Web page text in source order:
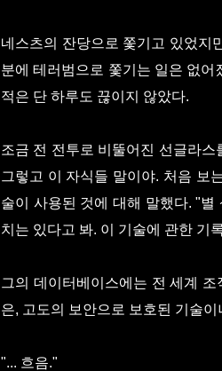
네스츠의 잔당으로 쫓기고 있었지
분에 테러범으로 쫓기는 일은 없
적은 단 하루도 끊이지 않았다.
조금 전 전투로 비뚤어진 선글라스
그렇고 이 자식들 말이야. 처음 보
술이 사용된 것에 대해 말했다. "
치는 있다고 봐. 이 기술에 관한 기
그의 데이터베이스에는 전 세계
은, 고도의 보안으로 보호된 기술
"... 흐음."